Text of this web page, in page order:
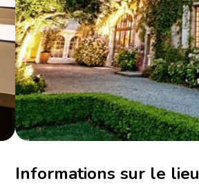
Informations sur le lieu